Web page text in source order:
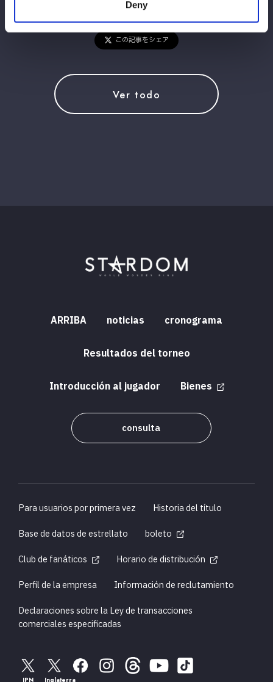
Deny
この記事をシェア
Ver todo
ARRIBA noticias cronograma
Resultados del torneo
Introducción al jugador Bienes
consulta
Para usuarios por primera vez
Historia del título
Base de datos de estrellato
boleto
Club de fanáticos
Horario de distribución
Perfil de la empresa
Información de reclutamiento
Declaraciones sobre la Ley de transacciones
comerciales especificadas
JPN Inglaterra